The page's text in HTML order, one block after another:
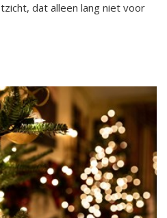
dat alleen lang niet voor